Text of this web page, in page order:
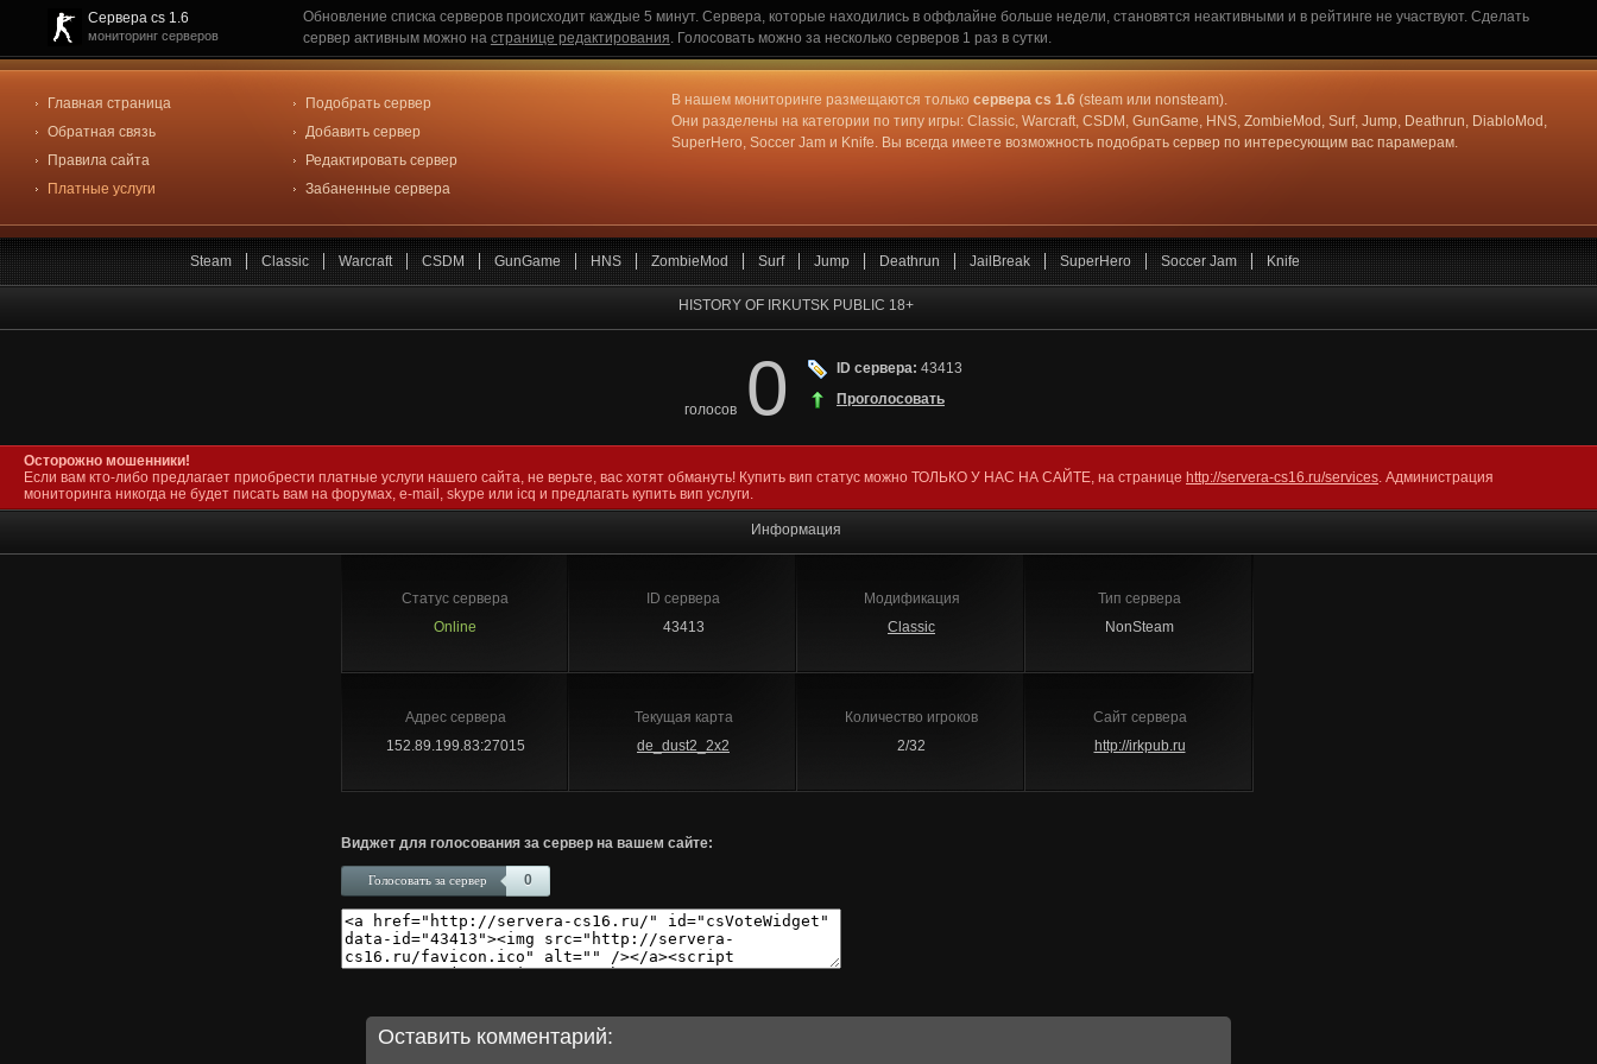
Сервера cs 1.6
мониторинг серверов
Обновление списка серверов происходит каждые 5 минут. Сервера, которые находились в оффлайне больше недели, становятся неактивными и в рейтинге не участвуют. Сделать
сервер активным можно на странице редактирования. Голосовать можно за несколько серверов 1 раз в сутки.
Главная страница
Обратная связь
Правила сайта
Платные услуги
Подобрать сервер
Добавить сервер
Редактировать сервер
Забаненные сервера
В нашем мониторинге размещаются только сервера cs 1.6(steam или nonsteam).
Они разделены на категории по типу игры: Classic, Warcraft, CSDM, GunGame, HNS, ZombieMod, Surf, Jump, Deathrun, DiabloMod,
SuperHero, Soccer Jam и Knife. Вы всегда имеете возможность подобрать сервер по интересующим вас парамерам.
Steam Classic Warcraft CSDM GunGame HNS ZombieMod Surf Jump Deathrun JailBreak SuperHero Soccer Jam Knife
HISTORY OF IRKUTSK PUBLIC 18+
голосов 0 ID сервера: 43413
Проголосовать
Осторожно мошенники!
Если вам кто-либо предлагает приобрести платные услуги нашего сайта, не верьте, вас хотят обмануть! Купить вип статус можно ТОЛЬКО У НАС НА САЙТЕ, на странице http://servera-cs16.ru/services. Администрация
мониторинга никогда не будет писать вам на форумах, e-mail, skype или icq и предлагать купить вип услуги.
Информация
Статус сервера
Online
ID сервера
43413
Модификация
Classic
Тип сервера
NonSteam
Адрес сервера
152.89.199.83:27015
Текущая карта
de_dust2_2x2
Количество игроков
2/32
Сайт сервера
http://irkpub.ru
Виджет для голосования за сервер на вашем сайте:
0
Голосовать за сервер
Оставить комментарий: